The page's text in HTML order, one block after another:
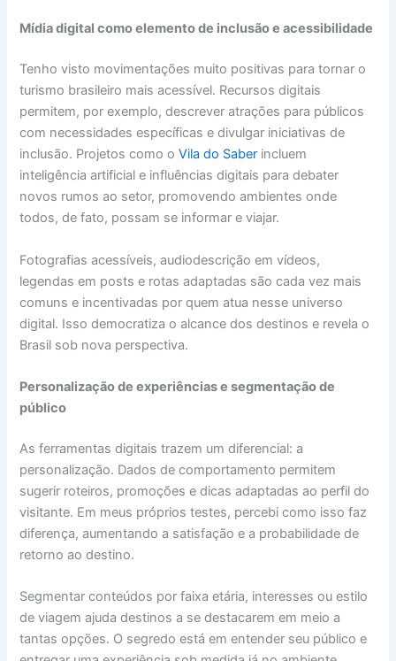
Mídia digital como elemento de inclusão e acessibilidade
Tenho visto movimentações muito positivas para tornar o
turismo brasileiro mais acessível. Recursos digitais
permitem, por exemplo, descrever atrações para públicos
com necessidades específicas e divulgar iniciativas de
inclusão. Projetos como oVila do Saber incluem
inteligência artificial e influências digitais para debater
novos rumos ao setor, promovendo ambientes onde
todos, de fato, possam se informar e viajar.
Fotografias acessíveis, audiodescrição em vídeos,
legendas em posts e rotas adaptadas são cada vez mais
comuns e incentivadas por quem atua nesse universo
digital. Isso democratiza o alcance dos destinos e revela o
Brasil sob nova perspectiva.
Personalização de experiências e segmentação de
público
As ferramentas digitais trazem um diferencial: a
personalização. Dados de comportamento permitem
sugerir roteiros, promoções e dicas adaptadas ao perfil do
visitante. Em meus próprios testes, percebi como isso faz
diferença, aumentando a satisfação e a probabilidade de
retorno ao destino.
Segmentar conteúdos por faixa etária, interesses ou estilo
de viagem ajuda destinos a se destacarem em meio a
tantas opções. O segredo está em entender seu público e